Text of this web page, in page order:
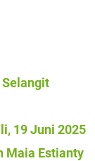
19 Juni 2025
Maia Estianty